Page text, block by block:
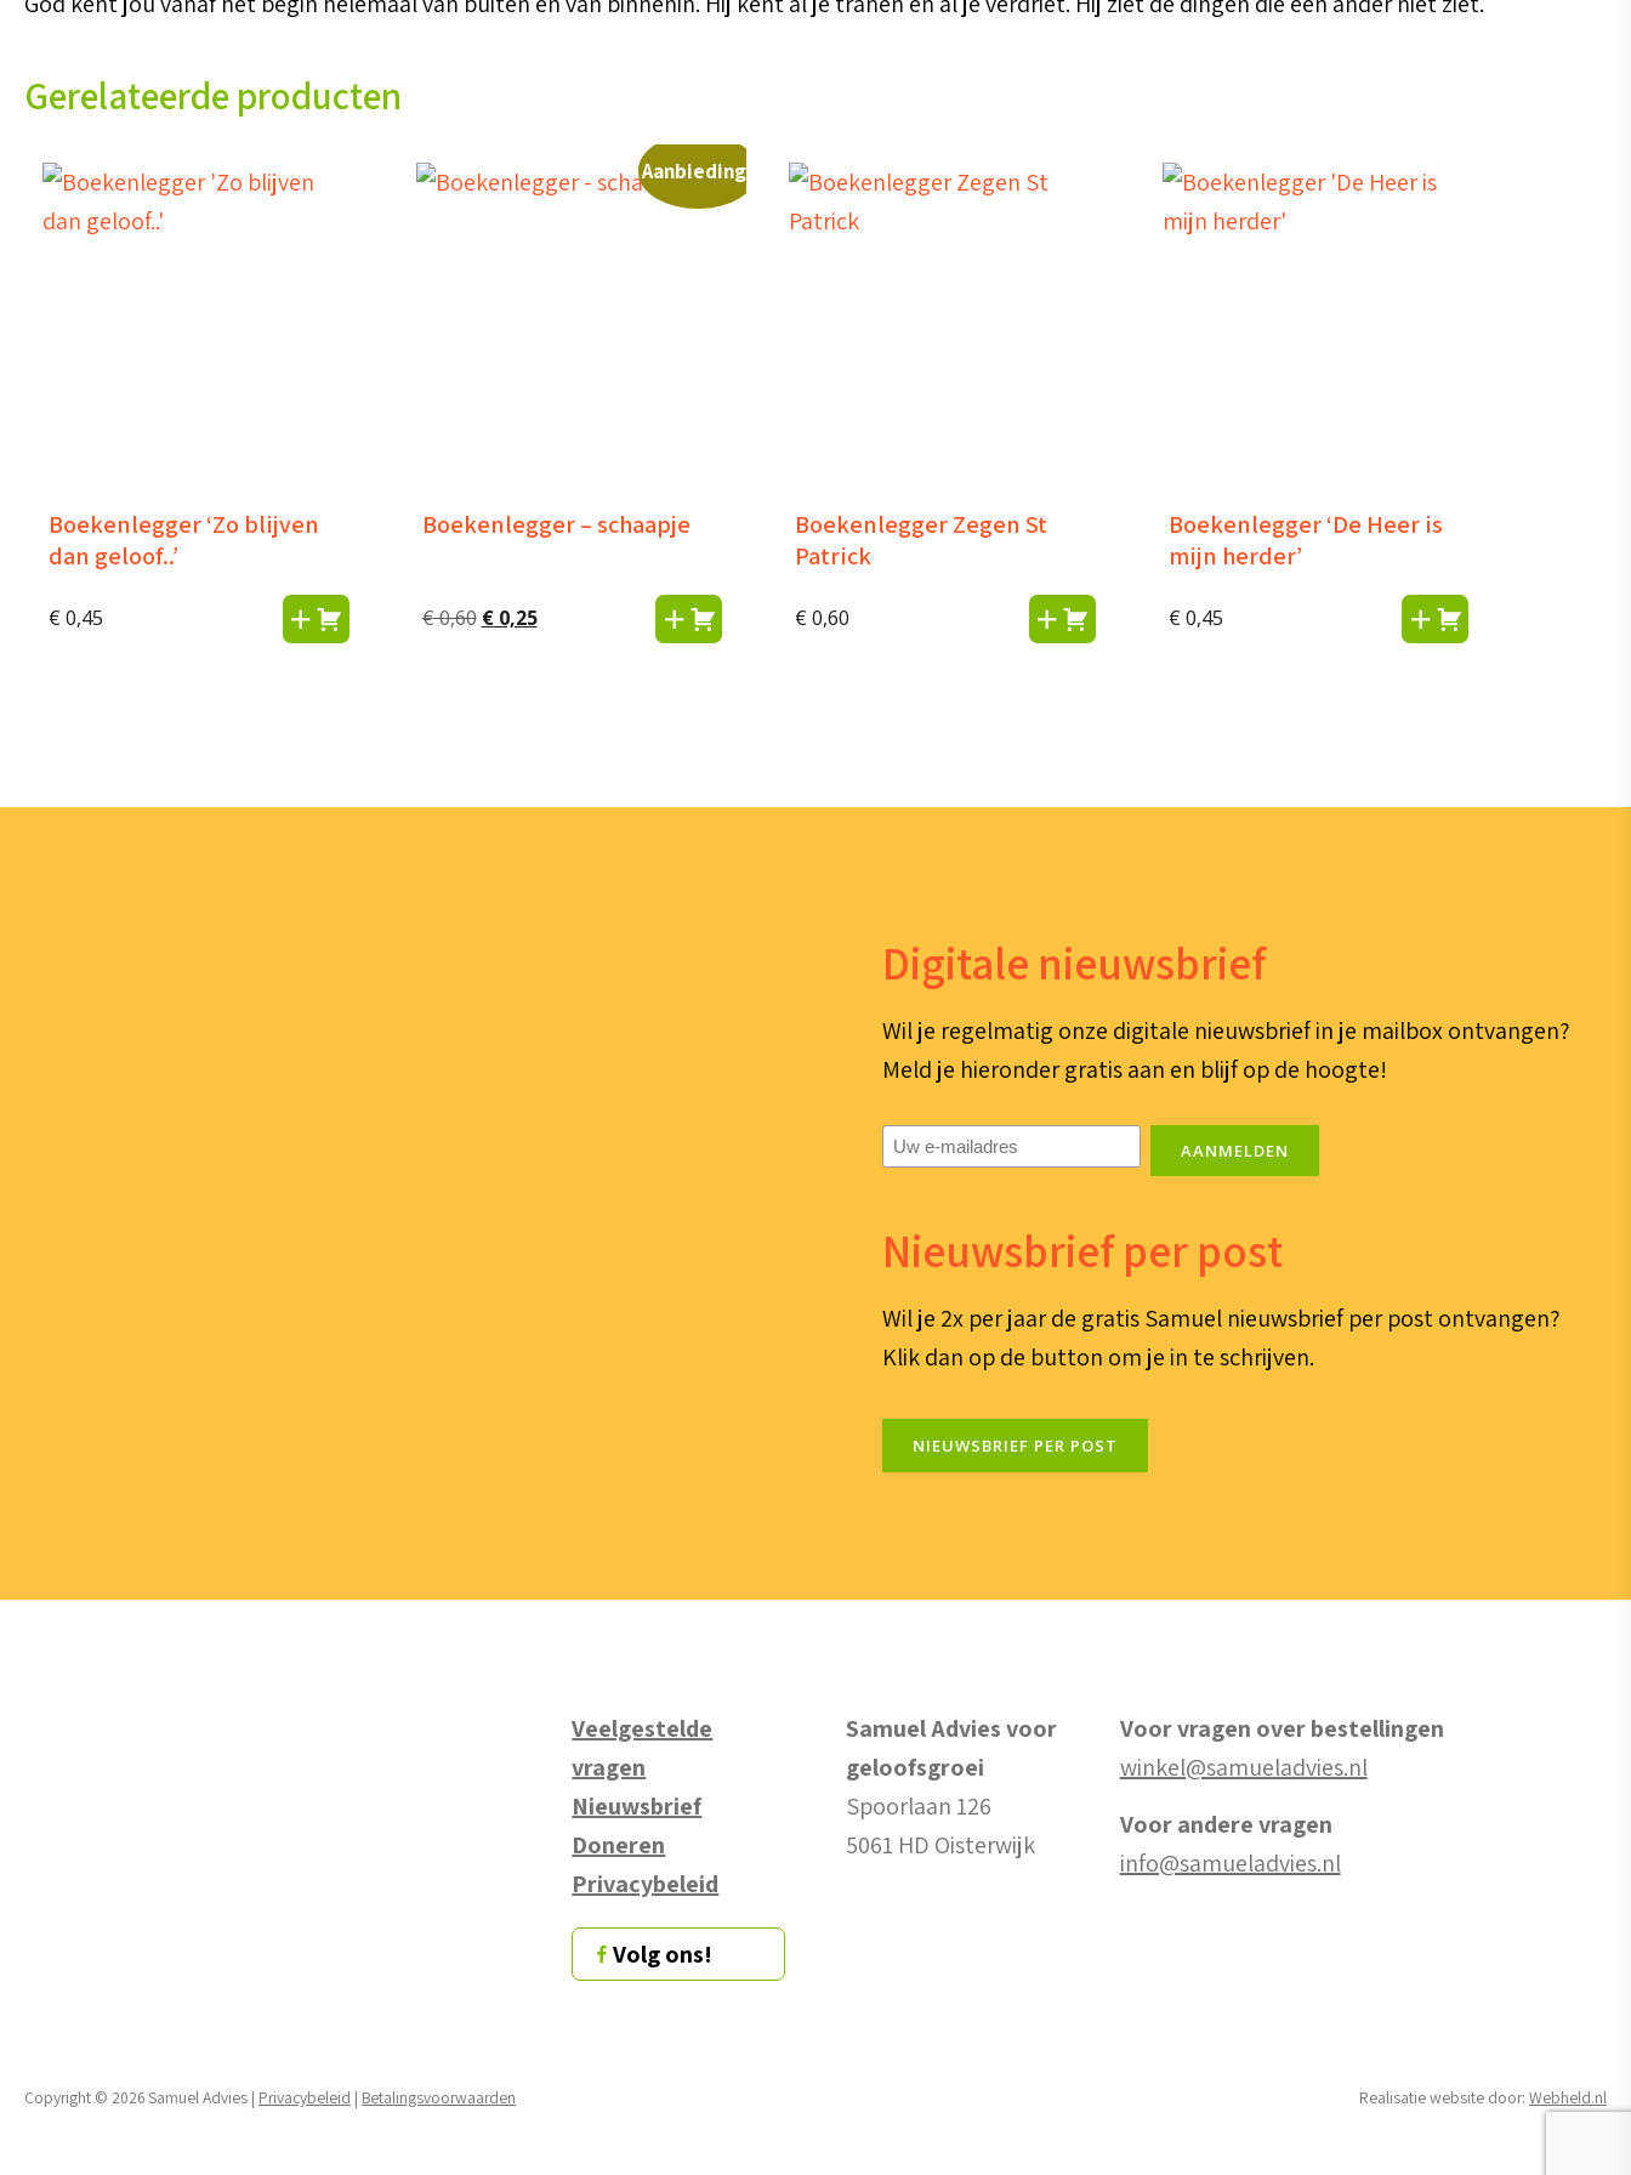
Gerelateerde producten
Boekenlegger ‘Zo blijven
dan geloof..’
€ 0,45
Aanbieding!
Boekenlegger – schaapje
€0,60 Oorspronkelijke
€0,25Huidige
Boekenlegger Zegen St
Patrick
€ 0,60
Boekenlegger ‘De Heer is
mijn herder’
€ 0,45
Digitale nieuwsbrief
Wil je regelmatig onze digitale nieuwsbrief in je mailbox ontvangen?
Meld je hieronder gratis aan en blijf op de hoogte!
E-
mailadres(Vereist)
AANMELDEN
Nieuwsbrief per post
Wil je 2x per jaar de gratis Samuel nieuwsbrief per post ontvangen?
Klik dan op de button om je in te schrijven.
NIEUWSBRIEF PER POST
Veelgestelde
vragen
Nieuwsbrief
Doneren
Privacybeleid
Volg ons!
Samuel Advies voor
geloofsgroei
Spoorlaan 126
5061 HD Oisterwijk
Voor vragen over bestellingen
winkel@samueladvies.nl
Voor andere vragen
info@samueladvies.nl
Copyright © 2026 Samuel Advies | Privacybeleid | Betalingsvoorwaarden Realisatie website door: Webheld.nl